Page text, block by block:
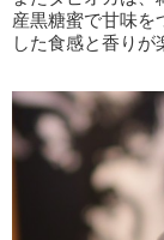
産黒糖蜜で甘味を
した食感と香りが